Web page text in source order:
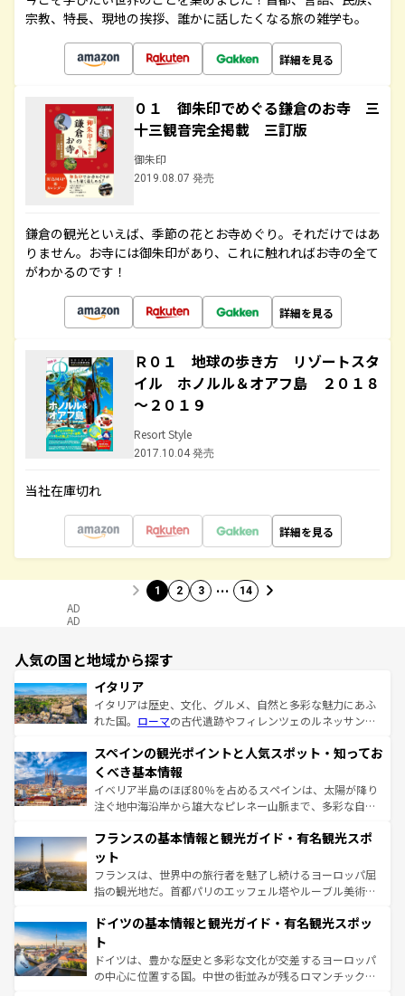
宗教、特長、現地の挨拶、誰かに話したくなる旅の雑学も。
詳細を見る
０１ 御朱印でめぐる鎌倉のお寺 三
十三観音完全掲載 三訂版
御朱印
2019.08.07 発売
鎌倉の観光といえば、季節の花とお寺めぐり。それだけではあ
りません。お寺には御朱印があり、これに触れればお寺の全て
がわかるのです！
詳細を見る
Ｒ０１ 地球の歩き方 リゾートスタ
イル ホノルル＆オアフ島 ２０１８
～２０１９
Resort Style
2017.10.04 発売
当社在庫切れ
詳細を見る
1 2 3 … 14
AD
AD
人気の国と地域から探す
イタリア
イタリアは歴史、文化、グルメ、自然と多彩な魅力にあふ
れた国。 ローマの古代遺跡やフィレンツェのルネッサンス
ろん、トスカーナの美しい田園風景やアマルフィ海岸の絶
景など、自然景観も見逃せない。観光の合間には、本場の
ピザやパスタなど、絶品のイタリア料理を堪能することも
できる。朝目覚めてから夜眠るまで、すべての瞬間を楽し
なお、新着のイタリア情報はコンテンツ一覧を参照してほ
しい。
スペインの観光ポイントと人気スポット・知ってお
くべき基本情報
イベリア半島のほぼ80％を占めるスペインは、太陽が降り
注ぐ地中海沿岸から雄大なピレネー山脈まで、多彩な自然
文化が根付くこの国では、情熱的なフラメンコ、熱気あふ
れる闘牛、そして美味しいタパスが生活の一部となってい
る。首都マドリードの洗練された雰囲気や、バルセロナの
アートに溢れた街角から、地方では古代ローマ遺跡や中世
せる。地方によって風土や気候が異なるスペインはその個
ンテンツ一覧 を参照してほしい。
フランスの基本情報と観光ガイド・有名観光スポ
ット
フランスは、世界中の旅行者を魅了し続けるヨーロッパ屈
指の観光地だ。首都パリのエッフェル塔やルーブル美術館
で、幅広い魅力が詰まっている。華麗な宮殿、歴史的な大
聖堂、美しいビーチ、そして豊かな自然が、訪れる者を心
から魅了する。また、フランスは美食の国としても知ら
れ、フランス料理はユネスコ無形文化遺産にも登録されて
ドイツの基本情報と観光ガイド・有名観光スポッ
ト
ドイツは、豊かな歴史と多彩な文化が交差するヨーロッパ
の中心に位置する国。中世の街並みが残るロマンチック街